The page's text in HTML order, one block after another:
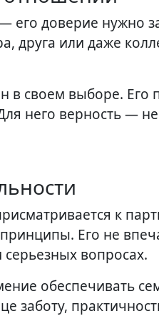
его доверие нужно
друга или даже
в своем выборе. Его
него верность —
к
Его не
вопросах.
обеспечивать
заботу,